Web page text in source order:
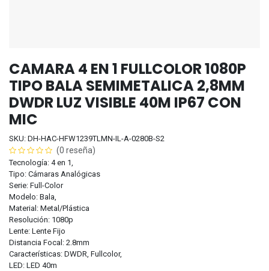
CAMARA 4 EN 1 FULLCOLOR 1080P
TIPO BALA SEMIMETALICA 2,8MM
DWDR LUZ VISIBLE 40M IP67 CON
MIC
SKU: DH-HAC-HFW1239TLMN-IL-A-0280B-S2
(0 reseña)
Tecnología: 4 en 1,
Tipo: Cámaras Analógicas
Serie: Full-Color
Modelo: Bala,
Material: Metal/Plástica
Resolución: 1080p
Lente: Lente Fijo
Distancia Focal: 2.8mm
Características: DWDR, Fullcolor,
LED: LED 40m